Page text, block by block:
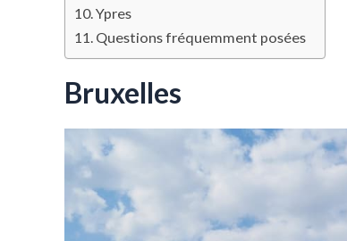
Ypres
Questions fréquemment posées
Bruxelles